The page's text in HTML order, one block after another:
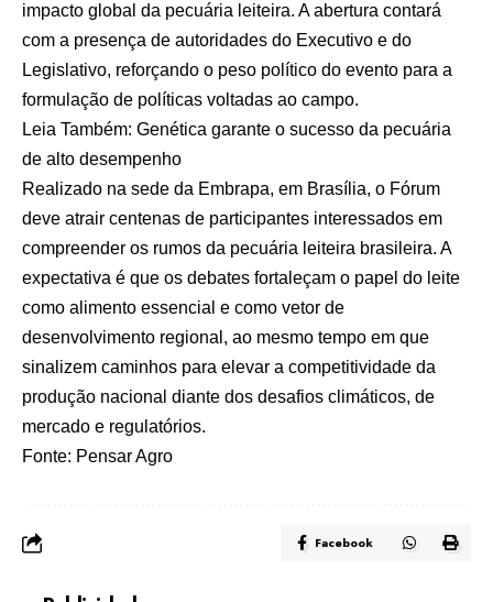
impacto global da pecuária leiteira. A abertura contará
com a presença de autoridades do Executivo e do
Legislativo, reforçando o peso político do evento para a
formulação de políticas voltadas ao campo.
Leia Também: Genética garante o sucesso da pecuária
de alto desempenho
Realizado na sede da Embrapa, em Brasília, o Fórum
deve atrair centenas de participantes interessados em
compreender os rumos da pecuária leiteira brasileira. A
expectativa é que os debates fortaleçam o papel do leite
como alimento essencial e como vetor de
desenvolvimento regional, ao mesmo tempo em que
sinalizem caminhos para elevar a competitividade da
produção nacional diante dos desafios climáticos, de
mercado e regulatórios.
Fonte: Pensar Agro
Facebook